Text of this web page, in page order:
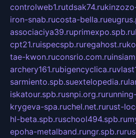
controlweb1.rutdsak74.ru
iron-snab.rucosta-bella.ru
associaciya39.ruprimexpo.spb.ru
cpt21.ruispecspb.ruregahost.ru
tae-kwon.ruconsrio.com.ru
archery161.rubigencyclica.ru
sarmiento.spb.suextelopedia.ru
iskatour.spb.rusnpi.org.ru
krygeva-spa.ruchel.net.rurust-
hl-beta.spb.ruschool494.spb.ru
epoha-metalband.rungr.spb.ru